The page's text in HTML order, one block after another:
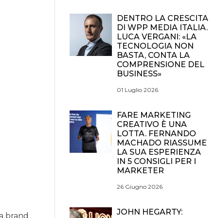
brand
DENTRO LA CRESCITA
DI WPP MEDIA ITALIA.
LUCA VERGANI: «LA
TECNOLOGIA NON
BASTA, CONTA LA
COMPRENSIONE DEL
BUSINESS»
01 Luglio 2026
FARE MARKETING
CREATIVO È UNA
LOTTA. FERNANDO
MACHADO RIASSUME
LA SUA ESPERIENZA
IN 5 CONSIGLI PER I
MARKETER
26 Giugno 2026
JOHN HEGARTY: